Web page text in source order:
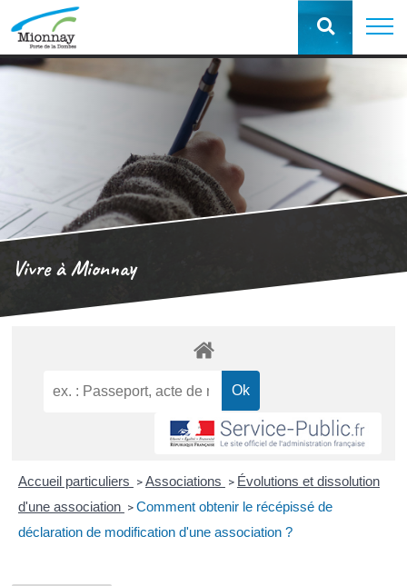
Vivre à Mionnay
Accueil particuliers > Associations > Évolutions et dissolution
d'une association > Comment obtenir le récépissé de
déclaration de modification d'une association ?